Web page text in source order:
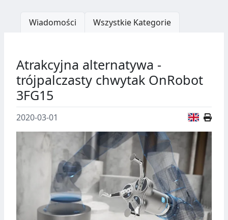
Wiadomości Wszystkie Kategorie
Atrakcyjna alternatywa -
trójpalczasty chwytak OnRobot
3FG15
2020-03-01